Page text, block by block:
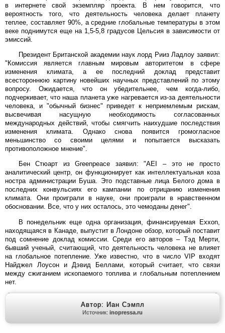
в интернете свой экземпляр проекта. В нем говорится, что
вероятность того, что деятельность человека делает планету
теплее, составляет 90%, а средние глобальные температуры в этом
веке поднимутся еще на 1,5-5,8 градусов Цельсия в зависимости от
эмиссий.
Президент Британской академии наук лорд Рииз Ладлоу заявил:
"Комиссия является главным мировым авторитетом в сфере
изменения климата, а ее последний доклад представит
всестороннюю картину новейших научных представлений по этому
вопросу. Ожидается, что он убедительнее, чем когда-либо,
подчеркивает, что наша планета уже нагревается из-за деятельности
человека, и "обычный бизнес" приведет к неприемлемым рискам,
высвечивая насущную необходимость согласованных
международных действий, чтобы смягчить наихудшие последствия
изменения климата. Однако снова появится громогласное
меньшинство со своими целями и попытается высказать
противоположное мнение".
Бен Стюарт из Greenpeace заявил: "AEI – это не просто
аналитический центр, он функционирует как интеллектуальная коза
ностра администрации Буша. Это подставные лица Белого дома в
последних конвульсиях его кампании по отрицанию изменения
климата. Они проиграли в науке, они проиграли в нравственном
обосновании. Все, что у них осталось, это чемоданы денег".
В понедельник еще одна организация, финансируемая Exxon,
находящаяся в Канаде, выпустит в Лондоне обзор, который поставит
под сомнение доклад комиссии. Среди его авторов – Тэд Мерти,
бывший ученый, считающий, что деятельность человека не влияет
на глобальное потепление. Уже известно, что в число VIP входят
Найджел Лоусон и Дэвид Беллами, который считает, что связи
между сжиганием ископаемого топлива и глобальным потеплением
нет.
Автор: Иан Сэмпл
Источник: inopressa.ru